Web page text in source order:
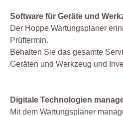
Software für Geräte und
Der Hoppe Wartungsplaner
Prüftermin.
Behalten Sie das gesamte
Geräten und Werkzeug und
Digitale Technologien
Mit dem Wartungsplaner